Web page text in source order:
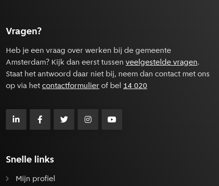
Vragen?
Heb je een vraag over werken bij de gemeente
Amsterdam? Kijk dan eerst tussen veelgestelde vragen.
Staat het antwoord daar niet bij, neem dan contact met ons
op via hetcontactformulierof bel 14 020
Snelle links
Mijn profiel